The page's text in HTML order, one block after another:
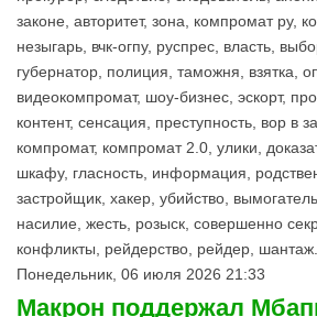
законе, авторитет, зона, компромат ру,
незыгарь, вчк-огпу, руспрес, власть,
губернатор, полиция, таможня, взятка,
видеокомпромат, шоу-бизнес, эскорт,
контент, сенсация, преступность, вор в
компромат, компромат 2.0, улики,
шкафу, гласность, информация,
застройщик, хакер, убийство,
насилие, жесть, розыск, совершенно
конфликты, рейдерство, рейдер, шантаж.
Понедельник, 06 июля 2026 21:33
Макрон поддержал